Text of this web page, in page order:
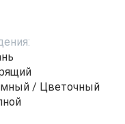
/ Цветочный